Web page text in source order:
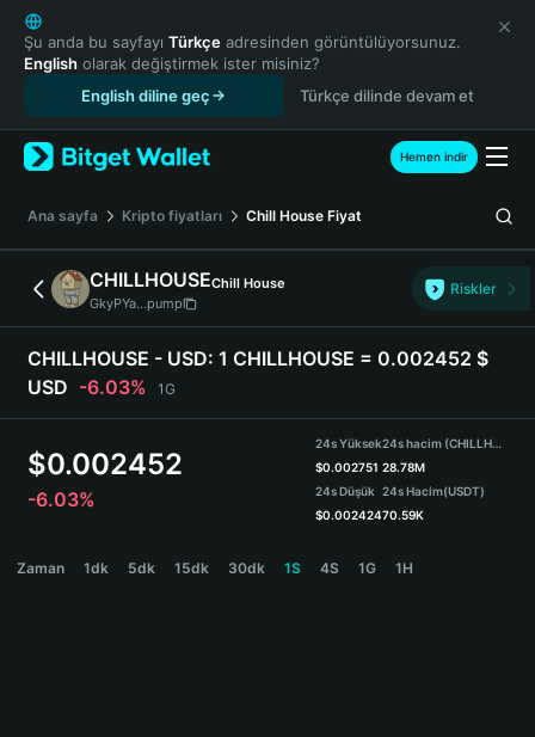
English
日本語
Tiếng Việt
Español (Latinoamérica)
Türkçe
Français
Deutsch
简体中文
繁體中文
Português (Portugal)
Bahasa Indonesia
ภาษาไทย
हिन्दी
Español
Português (Brasil)
Şu anda bu sayfayı Türkçe adresinden görüntülüyorsunuz.
English olarak değiştirmek ister misiniz?
English diline geç
Türkçe dilinde devam et
Hemen indir
Ana sayfa Kripto fiyatları Chill House Fiyat
CHILLHOUSEChill House
GkyPYa...pump
Riskler
CHILLHOUSE - USD: 1 CHILLHOUSE = 0.002452 $
USD -6.03% 1G
$0.002452
-6.03%
24s Yüksek
$0.002751
24s Düşük
$0.002424
24s hacim (CHILLHOUSE)
28.78M
24s Hacim(USDT)
70.59K
Zaman 1dk 5dk 15dk 30dk 1S 4S 1G 1H